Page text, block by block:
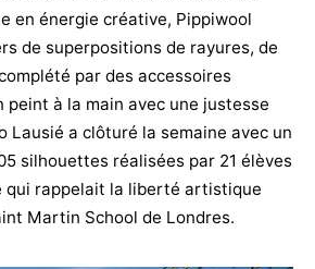
en énergie créative, Pippiwool
de superpositions de rayures, de
par des accessoires
à la main avec une justesse
Lausié a clôturé la semaine avec un
silhouettes réalisées par 21 élèves
qui rappelait la liberté artistique
Martin School de Londres.